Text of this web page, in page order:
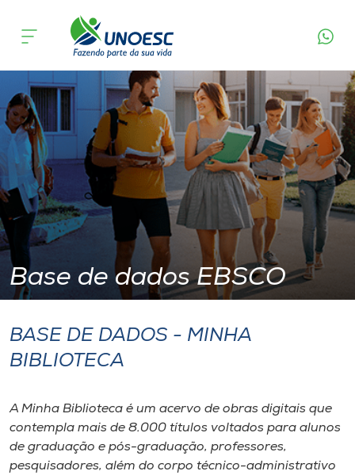
Cursos
Onde estamos
Pesquisa
Atendimento ao Estudante
Portal de Ensino
A
Unoesc
Internacionalização
Diplomados
Base de dados EBSCO
BASE DE DADOS - MINHA
BIBLIOTECA
A Minha Biblioteca é um acervo de obras digitais que
contempla mais de 8.000 títulos voltados para alunos
de graduação e pós-graduação, professores,
pesquisadores, além do corpo técnico-administrativo